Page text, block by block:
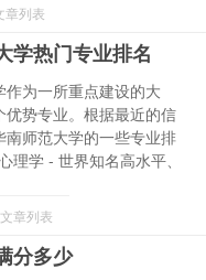
章列表
学热门专业排名
作为一所重点建设的大
优势专业。根据最近的信
南师范大学的一些专业排
理学 - 世界知名高水平、
文章列表
分多少